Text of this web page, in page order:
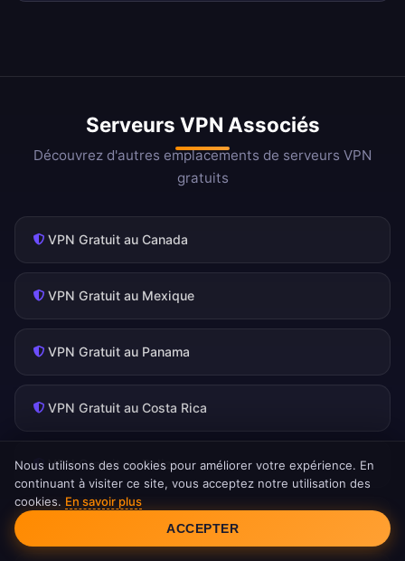
Serveurs VPN Associés
Découvrez d'autres emplacements de serveurs VPN
gratuits
VPN Gratuit au Canada
VPN Gratuit au Mexique
VPN Gratuit au Panama
VPN Gratuit au Costa Rica
VPN Gratuit au Belize
Consentement aux cookies
Nous utilisons des cookies pour améliorer votre expérience. En
continuant à visiter ce site, vous acceptez notre utilisation des
cookies. En savoir plus
ACCEPTER